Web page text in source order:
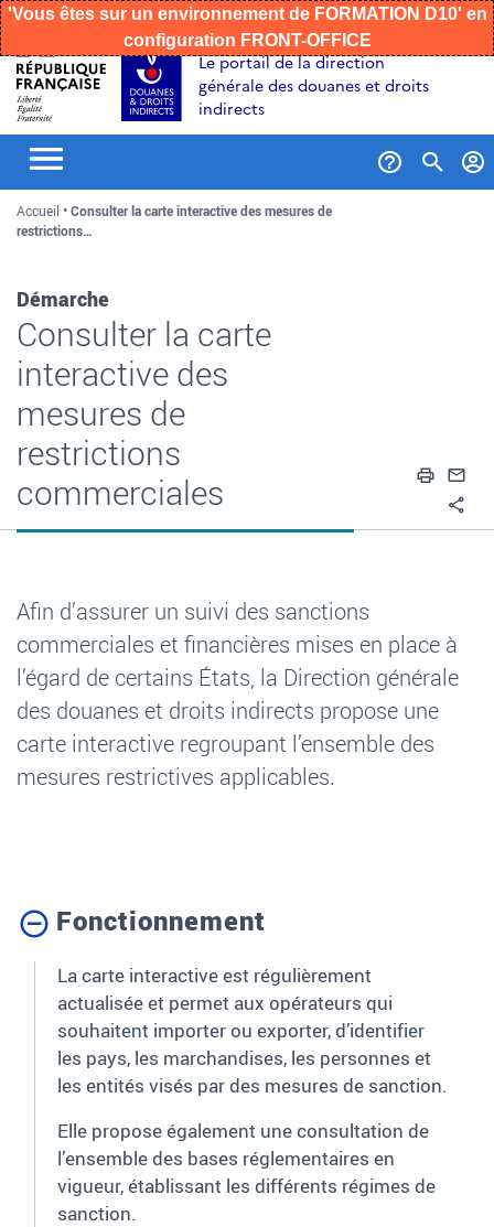
Aller
au
contenu
Aller
recherche
Aller
au
menu
'Vous êtes sur un environnement de FORMATION D10' en
configuration FRONT-OFFICE
Le portail de la direction
générale des douanes et droits
indirects
Accueil
Consulter la carte interactive des mesures de
restrictions…
Démarche
Consulter la carte
interactive des
mesures de
restrictions
commerciales
Afin d’assurer un suivi des sanctions
commerciales et financières mises en place à
l’égard de certains États, la Direction générale
des douanes et droits indirects propose une
carte interactive regroupant l’ensemble des
mesures restrictives applicables.
Fonctionnement
La carte interactive est régulièrement
actualisée et permet aux opérateurs qui
souhaitent importer ou exporter, d’identifier
les pays, les marchandises, les personnes et
les entités visés par des mesures de sanction.
Elle propose également une consultation de
l’ensemble des bases réglementaires en
vigueur, établissant les différents régimes de
sanction.